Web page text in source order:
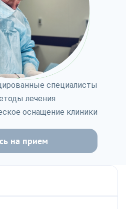
специалисты
лечения
оснащение клиники
на прием